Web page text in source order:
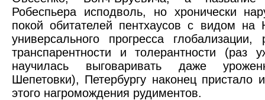
Робеспьера исподволь, но хронически
покой обитателей пентхаусов с видом на
универсального прогресса
транспарентности и толерантности (раз
научилась выговаривать даже
Шепетовки), Петербургу наконец пристало
этого нагромождения рудиментов.